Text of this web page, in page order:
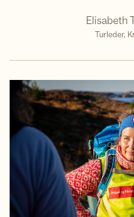
Elisabeth
Turleder,